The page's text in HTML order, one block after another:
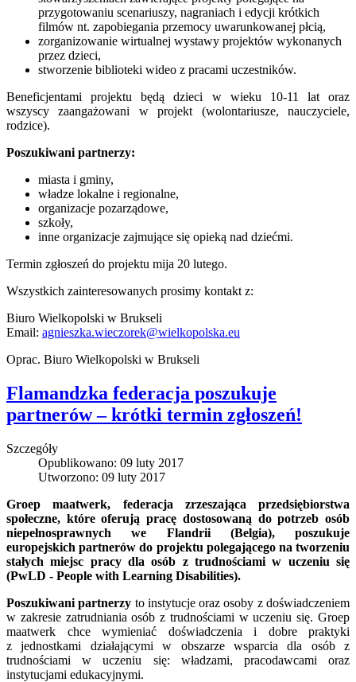
przygotowaniu scenariuszy, nagraniach i edycji krótkich
filmów nt. zapobiegania przemocy uwarunkowanej płcią,
zorganizowanie wirtualnej wystawy projektów wykonanych
przez dzieci,
stworzenie biblioteki wideo z pracami uczestników.
Beneficjentami projektu będą dzieci w wieku 10-11 lat oraz
wszyscy zaangażowani w projekt (wolontariusze, nauczyciele,
rodzice).
Poszukiwani partnerzy:
miasta i gminy,
władze lokalne i regionalne,
organizacje pozarządowe,
szkoły,
inne organizacje zajmujące się opieką nad dziećmi.
Termin zgłoszeń do projektu mija 20 lutego.
Wszystkich zainteresowanych prosimy kontakt z:
Biuro Wielkopolski w Brukseli
Email: agnieszka.wieczorek@wielkopolska.eu
Oprac. Biuro Wielkopolski w Brukseli
Flamandzka federacja poszukuje
partnerów – krótki termin zgłoszeń!
Szczegóły
Opublikowano: 09 luty 2017
Utworzono: 09 luty 2017
Groep maatwerk, federacja zrzeszająca przedsiębiorstwa
społeczne, które oferują pracę dostosowaną do potrzeb osób
niepełnosprawnych we Flandrii (Belgia), poszukuje
europejskich partnerów do projektu polegającego na tworzeniu
stałych miejsc pracy dla osób z trudnościami w uczeniu się
(PwLD - People with Learning Disabilities).
Poszukiwani partnerzy to instytucje oraz osoby z doświadczeniem
w zakresie zatrudniania osób z trudnościami w uczeniu się. Groep
maatwerk chce wymieniać doświadczenia i dobre praktyki
z jednostkami działającymi w obszarze wsparcia dla osób z
trudnościami w uczeniu się: władzami, pracodawcami oraz
instytucjami edukacyjnymi.